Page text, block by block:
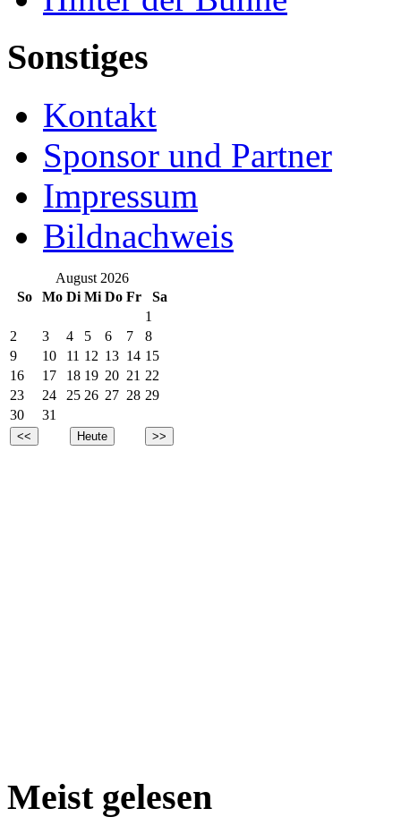
Sonstiges
Kontakt
Sponsor und Partner
Impressum
Bildnachweis
August 2026
So
Mo Di Mi Do Fr
Sa
1
2
3 4 5 6 7
8
9
10 11 12 13 14 15
16
17 18 19 20 21 22
23
24 25 26 27 28 29
30
31
Meist gelesen